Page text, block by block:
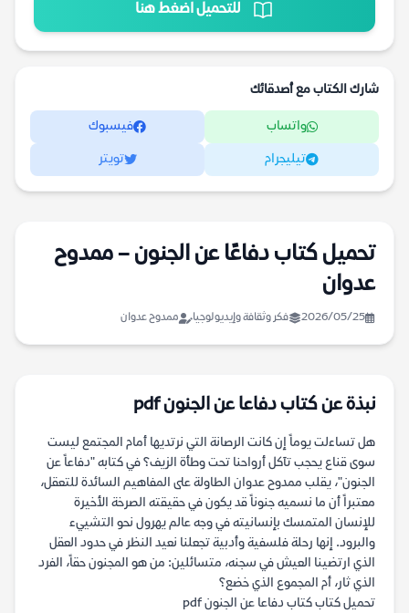
للتحميل اضغط هنا
شارك الكتاب مع أصدقائك
واتساب فيسبوك
تيليجرام تويتر
تحميل كتاب دفاعًا عن الجنون – ممدوح
عدوان
2026/05/25 فكر وثقافة وإيديولوجيا ممدوح عدوان
نبذة عن كتاب دفاعا عن الجنون pdf
هل تساءلت يوماً إن كانت الرصانة التي نرتديها أمام المجتمع ليست
سوى قناع يحجب تآكل أرواحنا تحت وطأة الزيف؟ في كتابه "دفاعاً عن
الجنون"، يقلب ممدوح عدوان الطاولة على المفاهيم السائدة للتعقل،
معتبراً أن ما نسميه جنوناً قد يكون في حقيقته الصرخة الأخيرة
للإنسان المتمسك بإنسانيته في وجه عالم يهرول نحو التشييء
والبرود. إنها رحلة فلسفية وأدبية تجعلنا نعيد النظر في حدود العقل
الذي ارتضينا العيش في سجنه، متسائلين: من هو المجنون حقاً، الفرد
الذي ثار، أم المجموع الذي خضع؟
تحميل كتاب كتاب دفاعا عن الجنون pdf